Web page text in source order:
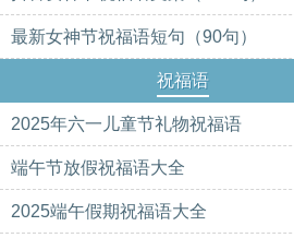
最新女神节祝福语短句（90句）
祝福语
2025年六一儿童节礼物祝福语
端午节放假祝福语大全
2025端午假期祝福语大全